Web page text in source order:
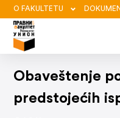
O FAKULTETU
Obaveštenje
predstojećih